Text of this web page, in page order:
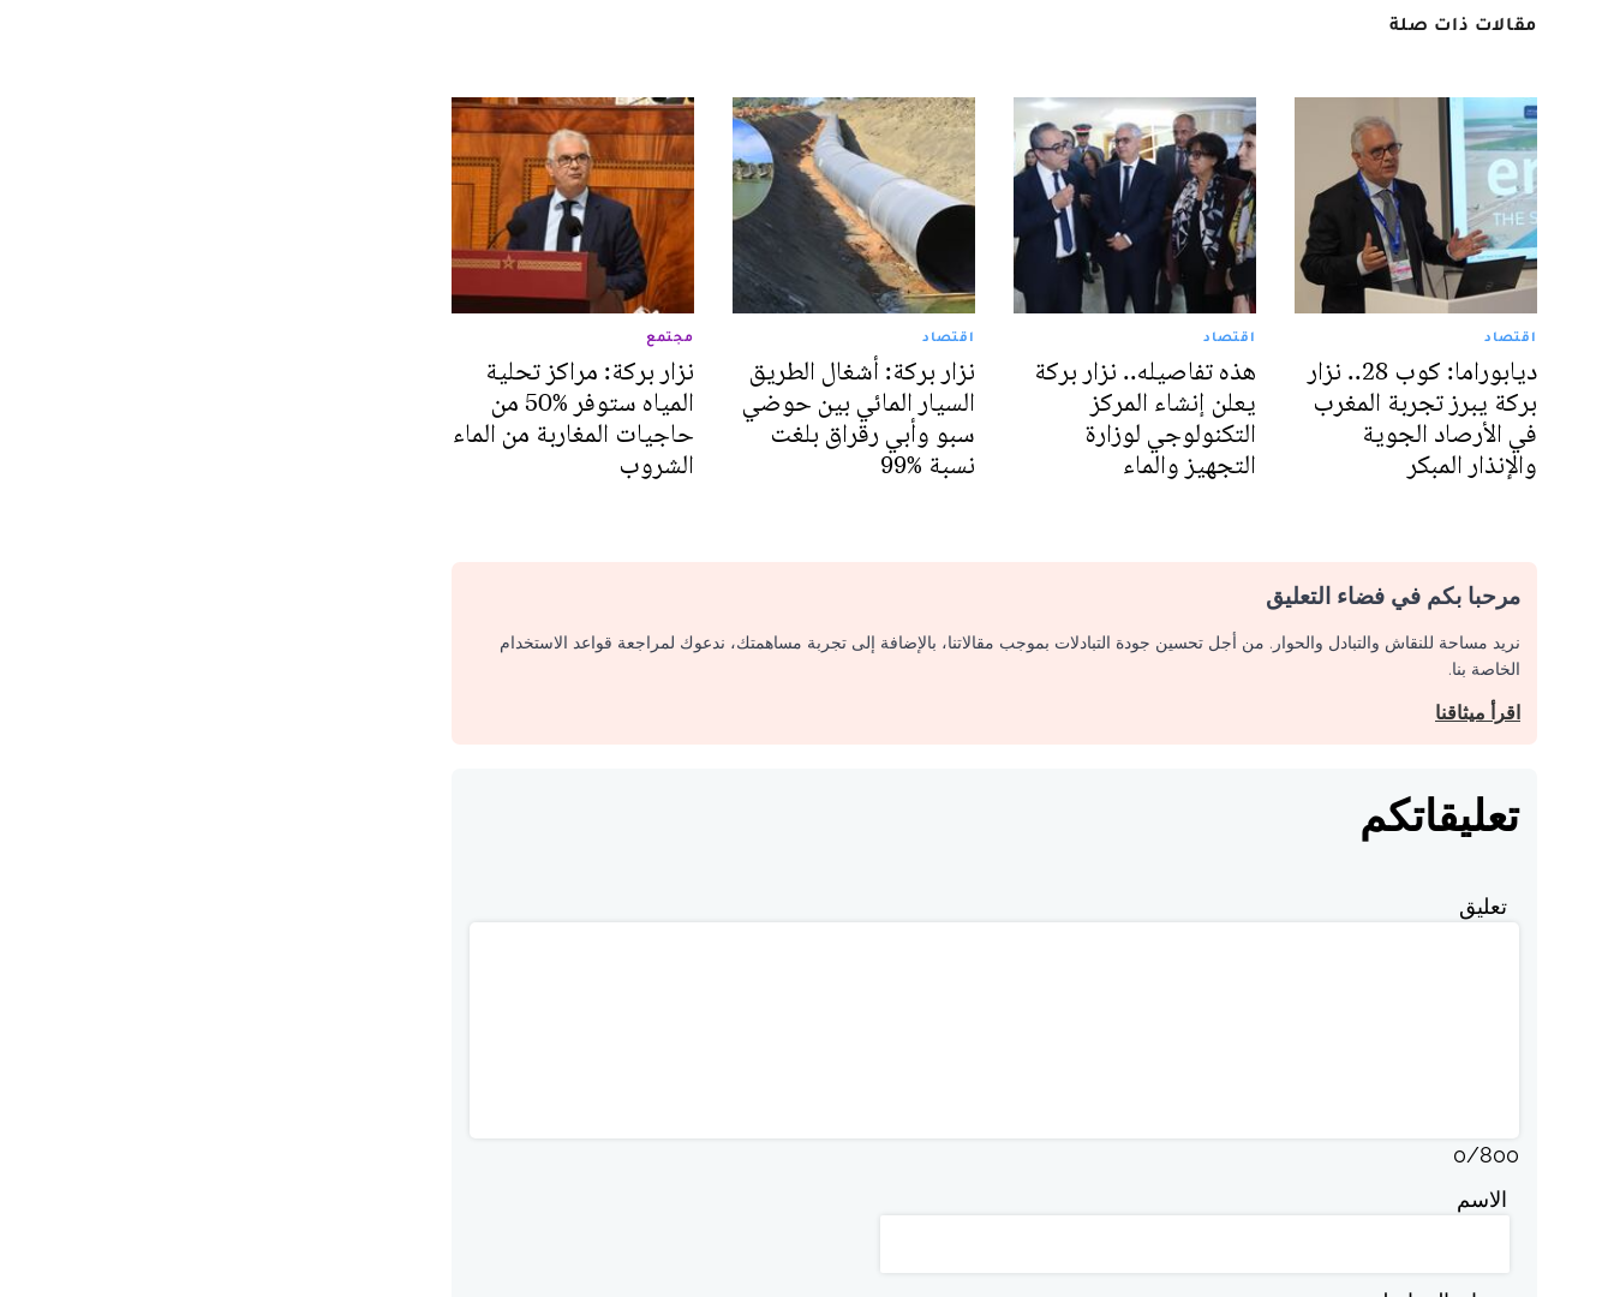
مقالات ذات صلة
اقتصاد
ديابوراما: كوب 28.. نزار
بركة يبرز تجربة المغرب
في الأرصاد الجوية
والإنذار المبكر
اقتصاد
هذه تفاصيله.. نزار بركة
يعلن إنشاء المركز
التكنولوجي لوزارة
التجهيز والماء
اقتصاد
نزار بركة: أشغال الطريق
السيار المائي بين حوضي
سبو وأبي رقراق بلغت
نسبة %99
مجتمع
نزار بركة: مراكز تحلية
المياه ستوفر %50 من
حاجيات المغاربة من الماء
الشروب
مرحبا بكم في فضاء التعليق
نريد مساحة للنقاش والتبادل والحوار. من أجل تحسين جودة التبادلات بموجب مقالاتنا، بالإضافة إلى تجربة مساهمتك، ندعوك لمراجعة قواعد الاستخدام
الخاصة بنا.
اقرأ ميثاقنا
تعليقاتكم
تعليق
0/800
الاسم